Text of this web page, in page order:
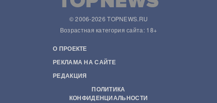
© 2006-2026 TOPNEWS.RU
Возрастная категория сайта: 18+
О ПРОЕКТЕ
РЕКЛАМА НА САЙТЕ
РЕДАКЦИЯ
ПОЛИТИКА
КОНФИДЕНЦИАЛЬНОСТИ